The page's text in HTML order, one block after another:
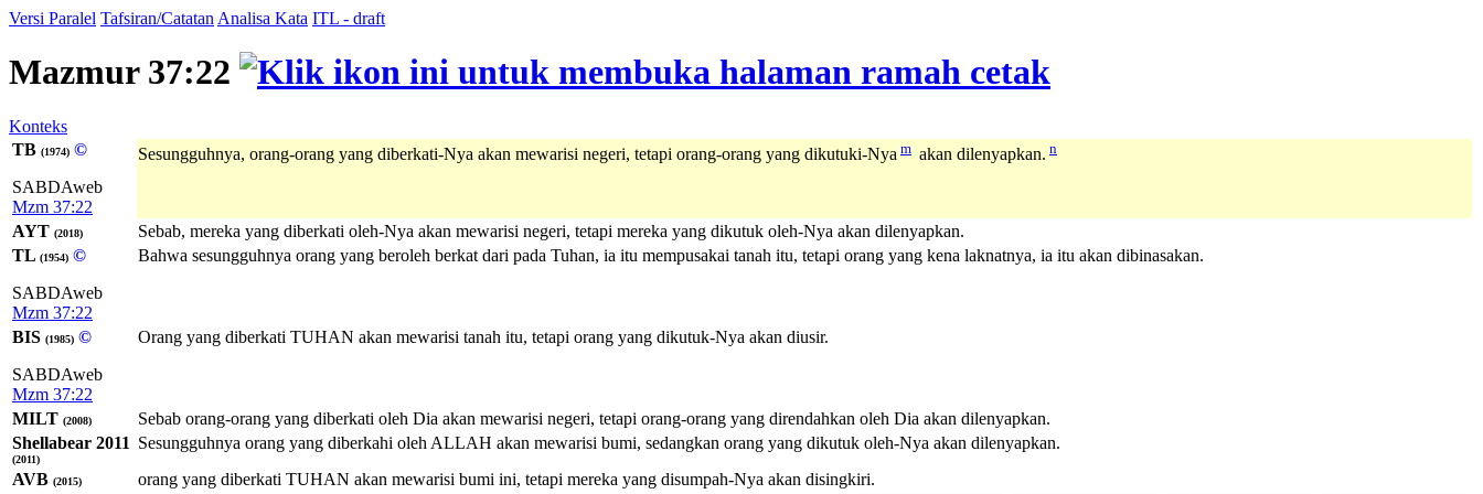
Versi Paralel Tafsiran/Catatan Analisa Kata ITL - draft
Mazmur 37:22
Konteks
TB (1974) ©
SABDAweb
Mzm 37:22
Sesungguhnya, orang-orang yang diberkati-Nya akan mewarisi negeri, tetapi orang-orang yang dikutuki-Nya m akan dilenyapkan. n
AYT (2018)
Sebab, mereka yang diberkati oleh-Nya akan mewarisi negeri, tetapi mereka yang dikutuk oleh-Nya akan dilenyapkan.
TL (1954) ©
SABDAweb
Mzm 37:22
Bahwa sesungguhnya orang yang beroleh berkat dari pada Tuhan, ia itu mempusakai tanah itu, tetapi orang yang kena laknatnya, ia itu akan dibinasakan.
BIS (1985) ©
SABDAweb
Mzm 37:22
Orang yang diberkati TUHAN akan mewarisi tanah itu, tetapi orang yang dikutuk-Nya akan diusir.
MILT (2008)
Sebab orang-orang yang diberkati oleh Dia akan mewarisi negeri, tetapi orang-orang yang direndahkan oleh Dia akan dilenyapkan.
Shellabear 2011
(2011)
Sesungguhnya orang yang diberkahi oleh ALLAH akan mewarisi bumi, sedangkan orang yang dikutuk oleh-Nya akan dilenyapkan.
AVB (2015) orang yang diberkati TUHAN akan mewarisi bumi ini, tetapi mereka yang disumpah-Nya akan disingkiri.